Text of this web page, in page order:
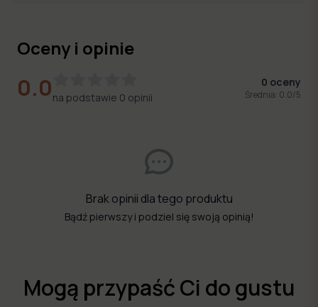
Oceny i opinie
0.0na podstawie 0 opinii
0 oceny
Średnia: 0.0/5
Brak opinii dla tego produktu
Bądź pierwszy i podziel się swoją opinią!
Mogą przypaść Ci do gustu